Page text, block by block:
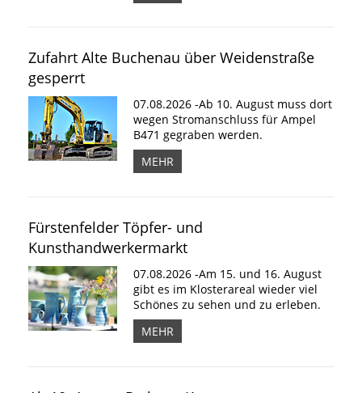
Zufahrt Alte Buchenau über Weidenstraße
gesperrt
07.08.2026 -Ab 10. August muss dort
wegen Stromanschluss für Ampel
B471 gegraben werden.
MEHR
Fürstenfelder Töpfer- und
Kunsthandwerkermarkt
07.08.2026 -Am 15. und 16. August
gibt es im Klosterareal wieder viel
Schönes zu sehen und zu erleben.
MEHR